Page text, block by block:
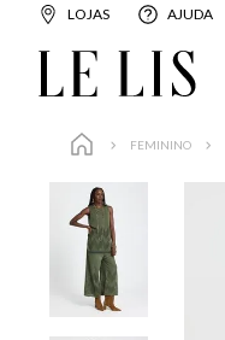
LOJAS AJUDA
FEMININO